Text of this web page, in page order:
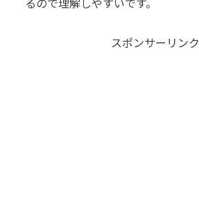
スポンサーリンク